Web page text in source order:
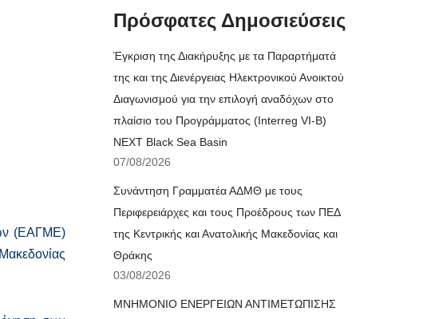
(ΕΑΓΜΕ)
Πρόσφατες Δημοσιεύσεις
Έγκριση της Διακήρυξης με τα Παραρτήματά
της και της Διενέργειας Ηλεκτρονικού Ανοικτού
Διαγωνισμού για την επιλογή αναδόχων στο
πλαίσιο του Προγράμματος (Interreg VI-B)
NEXT Black Sea Basin
07/08/2026
Συνάντηση Γραμματέα ΑΔΜΘ με τους
Περιφερειάρχες και τους Προέδρους των ΠΕΔ
της Κεντρικής και Ανατολικής Μακεδονίας και
Θράκης
03/08/2026
ΜΝΗΜΟΝΙΟ ΕΝΕΡΓΕΙΩΝ ΑΝΤΙΜΕΤΩΠΙΣΗΣ